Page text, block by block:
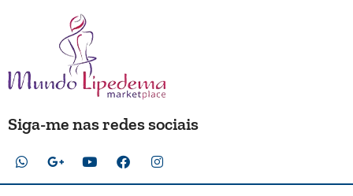
Siga-me nas redes sociais